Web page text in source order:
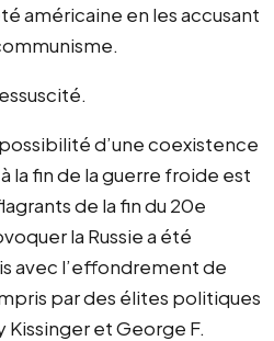
américaine en les accusant
d’une coexistence
la fin de la guerre froide est
de la fin du 20e
la Russie a été
avec l’effondrement de
par des élites politiques
Kissinger et George F.